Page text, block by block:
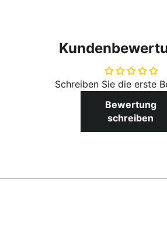
Schreiben Sie die erste
Bewertung
schreiben